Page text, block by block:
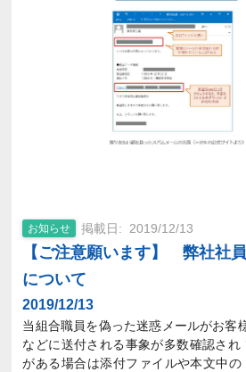
お知らせ 2019/12/13
2019/12/13
【ご注意願います】 弊社社
について
当組合職員を偽った迷惑メールがお客
などに送付される事象が多数確認さ
がある場合は添付ファイルや本文中